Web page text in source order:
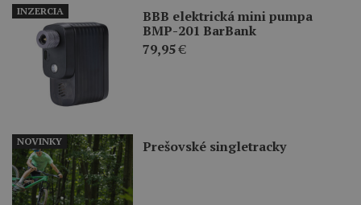
BBB elektrická mini pumpa
BMP-201 BarBank
79,95€
INZERCIA
Prešovské singletracky
NOVINKY